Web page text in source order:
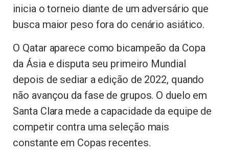
inicia o torneio diante de um adversário que
busca maior peso fora do cenário asiático.
O Qatar aparece como bicampeão da Copa
da Ásia e disputa seu primeiro Mundial
depois de sediar a edição de 2022, quando
não avançou da fase de grupos. O duelo em
Santa Clara mede a capacidade da equipe de
competir contra uma seleção mais
constante em Copas recentes.